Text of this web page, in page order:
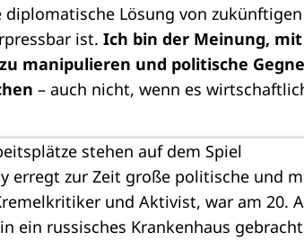
diplomatische Lösung von
ist. Ich bin der Meinung,
manipulieren und politische
– auch nicht, wenn es
stehen auf dem Spiel
erregt zur Zeit große politische und
und Aktivist, war am 20.
ein russisches Krankenhaus